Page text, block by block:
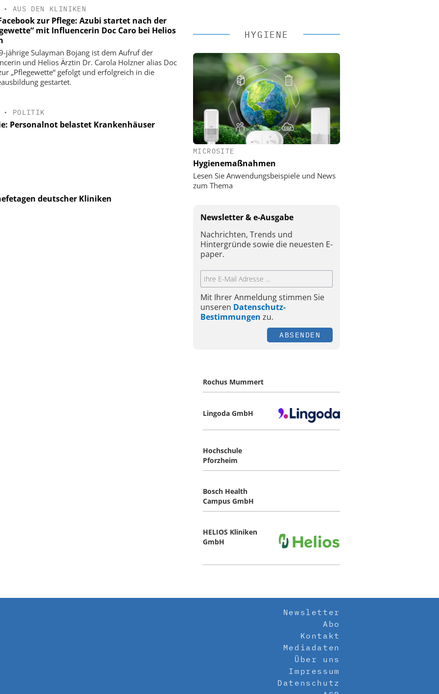
• AUS DEN KLINIKEN
zur Pflege: Azubi startet nach der
mit Influencerin Doc Caro bei Helios
jährige Sulayman Bojang ist dem Aufruf der
und Helios Ärztin Dr. Carola Holzner alias Doc
„Pflegewette“ gefolgt und erfolgreich in die
gestartet.
• POLITIK
Personalnot belastet Krankenhäuser
deutscher Kliniken
HYGIENE
MICROSITE
Hygienemaßnahmen
Lesen Sie Anwendungsbeispiele und News
zum Thema
Newsletter & e-Ausgabe
Nachrichten, Trends und
Hintergründe sowie die neuesten E-
paper.
Mit Ihrer Anmeldung stimmen Sie
unseren Datenschutz-
Bestimmungen zu.
ABSENDEN
Rochus Mummert
Lingoda GmbH
Hochschule
Pforzheim
Bosch Health
Campus GmbH
HELIOS Kliniken
GmbH
Newsletter
Abo
Kontakt
Mediadaten
Über uns
Impressum
Datenschutz